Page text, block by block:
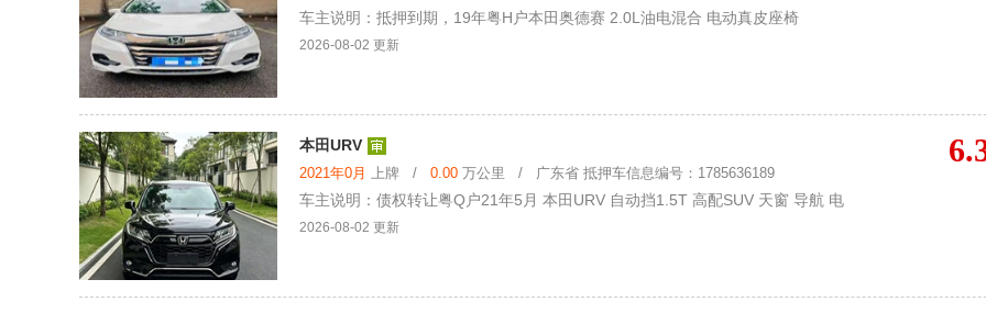
车主说明：抵押到期，19年粤H户本田奥德赛 2.0L油电混合 电动真皮座椅
2026-08-02 更新
本田URV
2021年0月 上牌 / 0.00 万公里 / 广东省 抵押车信息编号：1785636189
车主说明：债权转让粤Q户21年5月 本田URV 自动挡1.5T 高配SUV 天窗 导航 电
2026-08-02 更新